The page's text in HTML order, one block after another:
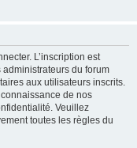
L’inscription est
du forum
aux utilisateurs inscrits.
de nos
Veuillez
toutes les règles du